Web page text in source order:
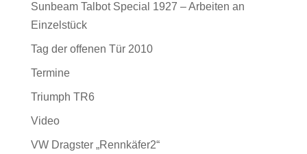
Sunbeam Talbot Special 1927 – Arbeiten an
Einzelstück
Tag der offenen Tür 2010
Termine
Triumph TR6
Video
VW Dragster „Rennkäfer2“